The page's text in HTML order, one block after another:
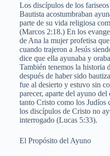
Los discípulos de los
Bautista acostumbraban
parte de su vida religiosa
(Marcos 2:18.) En los
de Ana la mujer profetisa
cuando trajeron a Jesús
dice que ella ayunaba y
También tenemos la historia
después de haber sido
fue al desierto y estuvo sin
parecer, aparte del ayuno
tanto Cristo como los Judíos
los discípulos de Cristo no
interrogado (Lucas 5:33).
El Propósito del Ayuno